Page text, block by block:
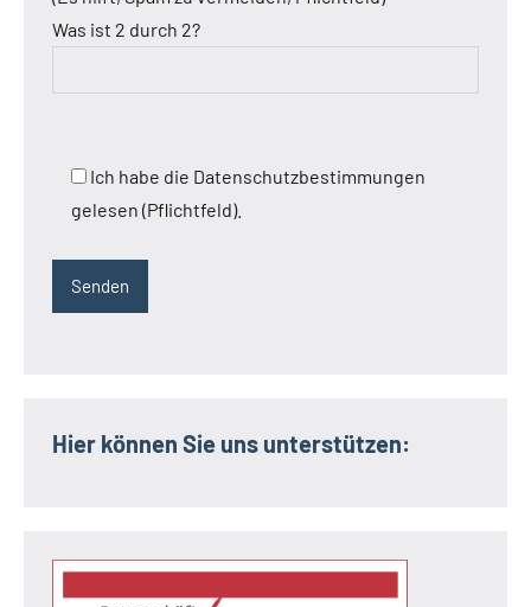
Was ist 2 durch 2?
Ich habe die Datenschutzbestimmungen
gelesen (Pflichtfeld).
Hier können Sie uns unterstützen: